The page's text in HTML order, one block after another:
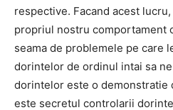
respective. Facand acest
propriul nostru comportament
seama de problemele pe care
dorintelor de ordinul intai sa
dorintelor este o demonstratie
este secretul controlarii